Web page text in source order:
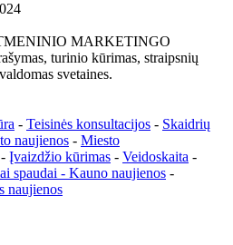
MARKETINGO
turinio kūrimas, straipsnių
svetaines.
- Teisinės konsultacijos - Skaidrių
naujienos - Miesto
- Įvaizdžio kūrimas - Veidoskaita -
spaudai - Kauno naujienos -
naujienos